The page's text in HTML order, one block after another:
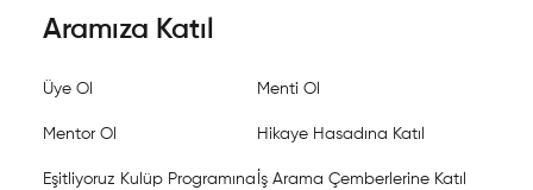
Aramıza Katıl
Üye Ol Menti Ol
Mentor Ol Hikaye Hasadına Katıl
Eşitliyoruz Kulüp Programına İş Arama Çemberlerine Katıl